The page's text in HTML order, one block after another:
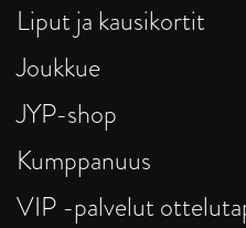
Liput ja kausikortit
Joukkue
JYP-shop
Kumppanuus
VIP -palvelut